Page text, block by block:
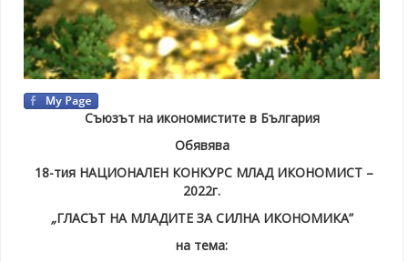
Съюзът на икономистите в България
Обявява
18-тия НАЦИОНАЛЕН КОНКУРС МЛАД ИКОНОМИСТ –
2022г.
„ГЛАСЪТ НА МЛАДИТЕ ЗА СИЛНА ИКОНОМИКА”
на тема: